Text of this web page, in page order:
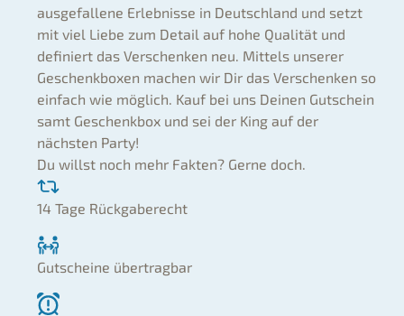
ausgefallene Erlebnisse in Deutschland und setzt
mit viel Liebe zum Detail auf hohe Qualität und
definiert das Verschenken neu. Mittels unserer
Geschenkboxen machen wir Dir das Verschenken so
einfach wie möglich. Kauf bei uns Deinen Gutschein
samt Geschenkbox und sei der King auf der
nächsten Party!
Du willst noch mehr Fakten? Gerne doch.
14 Tage Rückgaberecht
Gutscheine übertragbar